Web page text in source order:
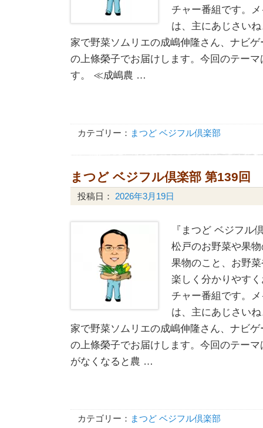
チャー番組です。
は、主にあじさい
家で野菜ソムリエの成嶋伸隆さん、ナビ
の上條榮子でお届けします。今回のテー
す。 ≪成嶋農 …
カテゴリー： まつど ベジフル倶楽部
まつど ベジフル倶楽部 第139回
投稿日： 2026年3月19日
『まつど ベジフル
松戸のお野菜や果
果物のこと、お野
楽しく分かりやす
チャー番組です。
は、主にあじさい
家で野菜ソムリエの成嶋伸隆さん、ナビ
の上條榮子でお届けします。今回のテー
がなくなると農 …
カテゴリー： まつど ベジフル倶楽部